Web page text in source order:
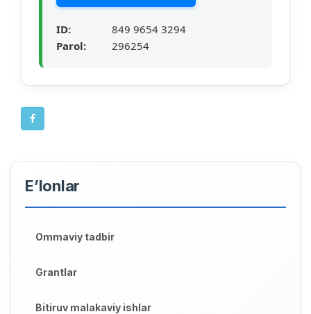
ID:
849 9654 3294
Parol:
296254
E’lonlar
Ommaviy tadbir
Grantlar
Bitiruv malakaviy ishlar